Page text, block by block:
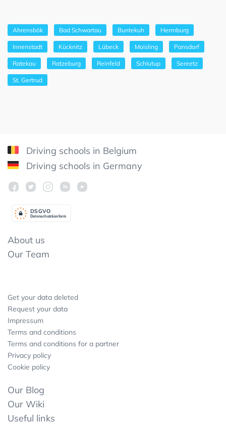
Ahrensbök Bad Schwartau Buntekuh Herrnburg
Innenstadt Kücknitz Lübeck Moisling Pansdorf
Ratekau Ratzeburg Reinfeld Schlutup Sereetz
St. Gertrud
Driving schools in Belgium
Driving schools in Germany
Datenschutzkonform
DSGVO
About us
Our Team
Get your data deleted
Request your data
Impressum
Terms and conditions
Terms and conditions for a partner
Privacy policy
Cookie policy
Our Blog
Our Wiki
Useful links